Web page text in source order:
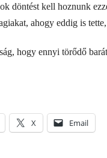
döntést kell hoznunk
ahogy eddig is
hogy ennyi törődő
X Email